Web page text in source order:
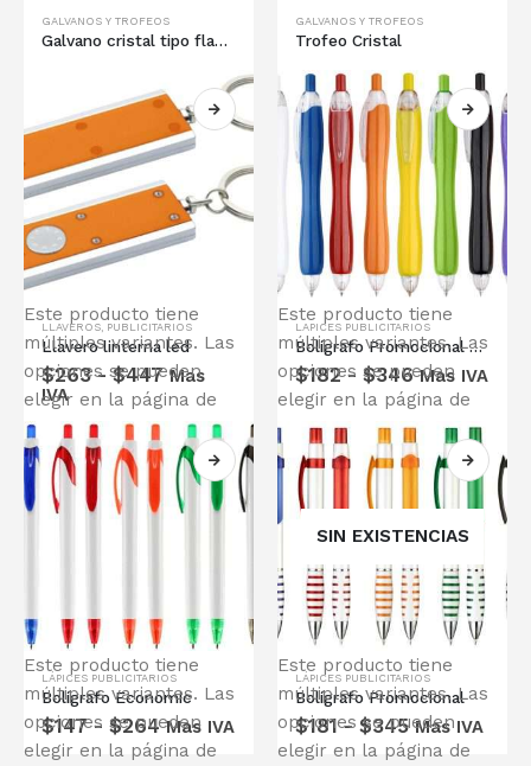
GALVANOS Y TROFEOS
Galvano cristal tipo flama
GALVANOS Y TROFEOS
Trofeo Cristal
Este producto tiene
múltiples variantes. Las
opciones se pueden
elegir en la página de
producto
LLAVEROS PUBLICITARIOS
Llavero linterna led
$263-$447 Mas
IVA
Este producto tiene
múltiples variantes. Las
opciones se pueden
elegir en la página de
producto
LAPICES PUBLICITARIOS
Bolígrafo Promocional Gordito
$182- $346 Mas IVA
Este producto tiene
múltiples variantes. Las
opciones se pueden
elegir en la página de
LÁPICES PUBLICITARIOS
Bolígrafo Economic
$147- $264 Mas IVA
SIN EXISTENCIAS
Este producto tiene
múltiples variantes. Las
opciones se pueden
elegir en la página de
LÁPICES PUBLICITARIOS
Bolígrafo Promocional
$181-$345 Mas IVA
COTIZA CON NOSOTROS
TE ENTREGAMOS UNA
24 hrs